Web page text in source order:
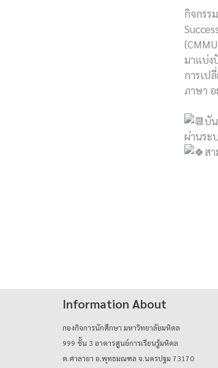
กิจกรร
มาแบ่ง
การเป
ภาษา อ
บั
ผ่านระ
ส
Information About
กองกิจการนักศึกษา มหาวิทยาลัยมหิดล
999 ชั้น 3 อาคารศูนย์การเรียนรู้มหิดล
ต.ศาลายา อ.พุทธมณฑล จ.นครปฐม 73170